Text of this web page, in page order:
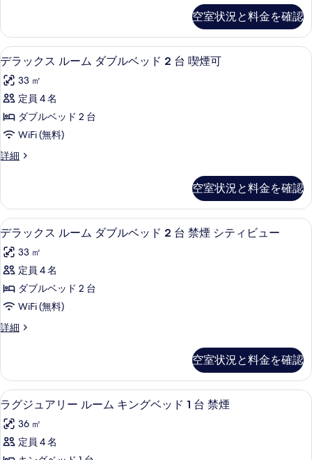
示
す
る
の
す
べ
て
の
写
真
を
示
す
る
の
詳
細
ク
イ
ー
ン
ベ
ッ
ド
2
煙
の
す
べ
て
の
写
真
表
示
す
る
ス
ル
ー
ク
イ
ン
ベ
ド
煙
の
詳
細
空室状況と料金を確認
デ
ラ
ッ
ク
ス
ー
ダ
ブ
ル
ベ
ッ
ド
2
台
可
の
す
べ
て
羽毛の掛け布団、ピロートップベッ
8
デラックス ルーム ダブルベッド 2 台 喫煙可
33 ㎡
定員 4 名
ダブルベッド 2 台
WiFi (無料)
詳細
デ
ス
ル
ー
ダ
ブ
ベ
ッ
2
可
の
詳
細
空室状況と料金を確認
デ
ラ
ッ
ク
ス
ー
ダ
ブ
ル
ベ
ッ
羽毛の掛け布団、ピロートップベッ
7
デラックス ルーム ダブルベッド 2 台 禁煙 シティビュー
33 ㎡
定員 4 名
ダブルベッド 2 台
WiFi (無料)
詳細
デ
ス
ル
ー
ダ
ブ
空室状況と料金を確認
ラ
グ
ジ
ュ
羽毛の掛け布団、ピロートップベッ
6
ラグジュアリー ルーム キングベッド 1 台 禁煙
36 ㎡
定員 4 名